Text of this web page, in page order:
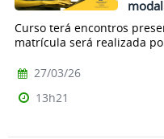
Curso terá encontros
matrícula será realizada
27/03/26
13h21